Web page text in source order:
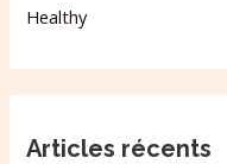
Healthy
Articles récents